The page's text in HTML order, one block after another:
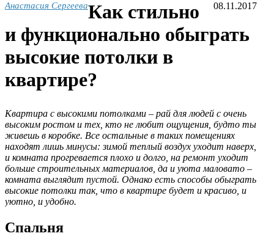
Анастасия Сергеева 08.11.2017
Как стильно
и функционально обыграть
высокие потолки в
квартире?
Квартира с высокими потолками – рай для людей с очень
высоким ростом и тех, кто не любит ощущения, будто ты
живешь в коробке. Все остальные в таких помещениях
находят лишь минусы: зимой теплый воздух уходит наверх,
и комната прогревается плохо и долго, на ремонт уходит
больше строительных материалов, да и уюта маловато –
комната выглядит пустой. Однако есть способы обыграть
высокие потолки так, что в квартире будет и красиво, и
уютно, и удобно.
Спальня